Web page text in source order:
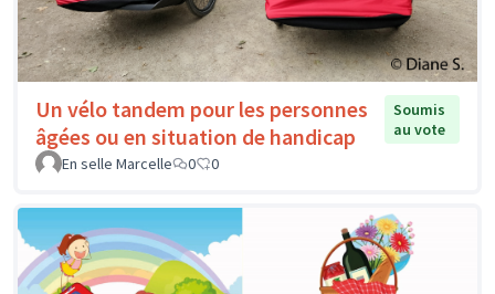
Un vélo tandem pour les personnes
âgées ou en situation de handicap
Soumis
au vote
En selle Marcelle
0 0